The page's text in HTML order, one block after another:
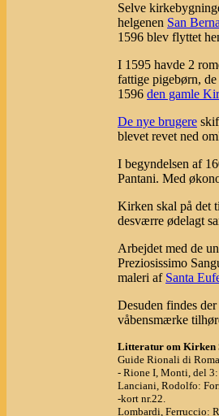
Selve
helgenen San
1596 blev flyttet
I 1595 havde 2
fattige pigebørn, de
1596 den gamle
De nye brugere
blevet revet ned
I begyndelsen af
Pantani. Med
Kirken skal på det
desværre ødelagt
Arbejdet med de
Preziosissimo
maleri af Santa
Desuden findes
våbensmærke
Litteratur om Kirken
Guide Rionali di
- Rione I, Monti, del
Lanciani, Rodolfo:
-kort nr.22.
Lombardi, Ferruccio: